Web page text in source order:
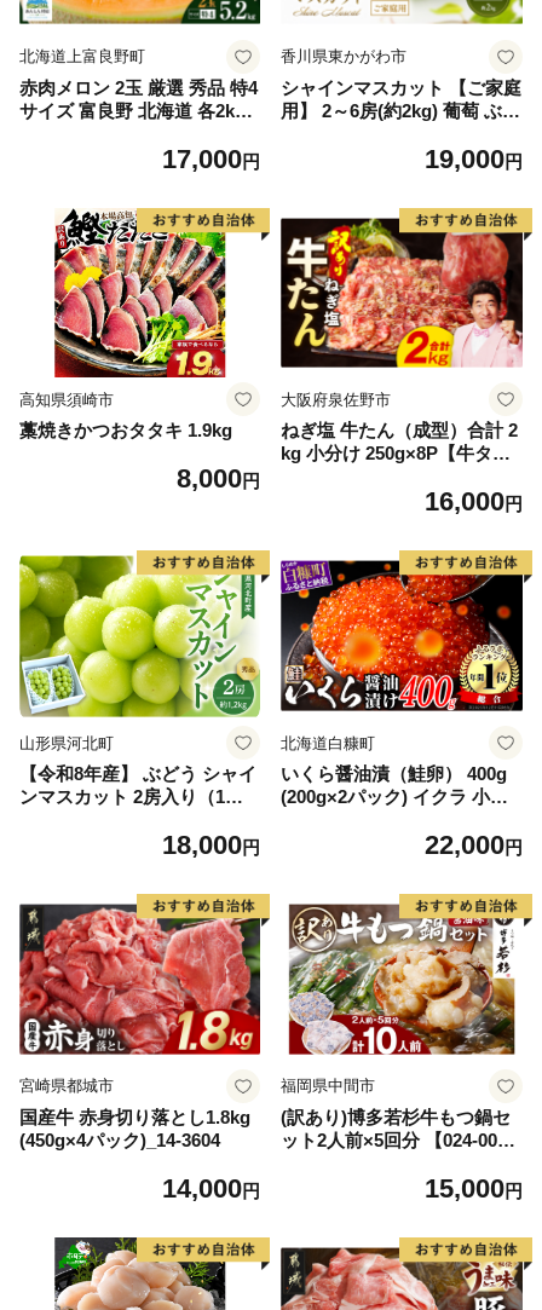
北海道上富良野町
赤肉メロン 2玉 厳選 秀品 特4
サイズ 富良野 北海道 各2kg
富良野 メロン めろん 果物 く
17,000円
香川県東かがわ市
シャインマスカット 【ご家庭
用】 2～6房(約2kg) 葡萄 ぶど
もの 果実 旬の果物 旬のフル
19,000円
高知県須崎市
藁焼きかつおタタキ 1.9kg
8,000円
大阪府泉佐野市
ねぎ塩 牛たん（成型）合計 2
kg 小分け 250g×8P【牛タン
16,000円
山形県河北町
【令和8年産】 ぶどう シャイ
ンマスカット 2房入り（1房6
産【山形eLab】 ka074-023-r
18,000円
北海道白糠町
いくら醤油漬（鮭卵） 400g
(200g×2パック) イクラ 小分
くら醤油漬け 鮭 鮭卵 ikura
大好評品 北海道 白糠町
22,000円
宮崎県都城市
国産牛 赤身切り落とし1.8kg
(450g×4パック)_14-3604
14,000円
福岡県中間市
(訳あり)博多若杉牛もつ鍋セ
ット2人前×5回分 【024-002
15,000円